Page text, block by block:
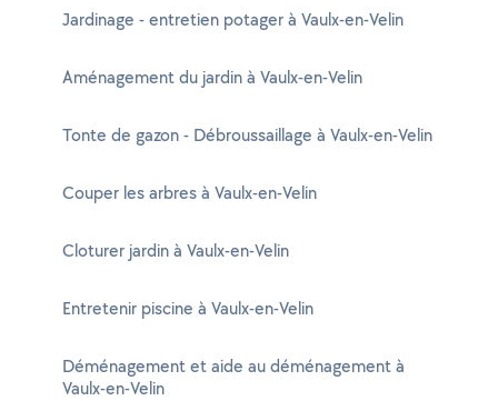
Jardinage - entretien potager à Vaulx-en-Velin
Aménagement du jardin à Vaulx-en-Velin
Tonte de gazon - Débroussaillage à Vaulx-en-Velin
Couper les arbres à Vaulx-en-Velin
Cloturer jardin à Vaulx-en-Velin
Entretenir piscine à Vaulx-en-Velin
Déménagement et aide au déménagement à
Vaulx-en-Velin